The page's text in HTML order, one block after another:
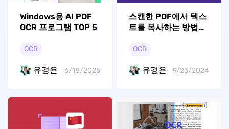
Windows용 AI PDF
OCR 프로그램 TOP 5
OCR
유경은 6/18/2025
스캔한 PDF에서 텍스
트를 복사하는 방법
OCR
유경은 9/23/2024